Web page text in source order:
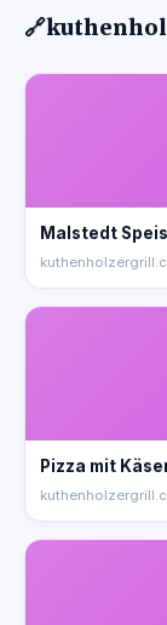
🔗
Malstedt
Pizza mit